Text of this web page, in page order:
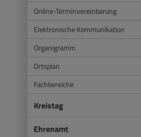
Online-Terminvereinbarung
Elektronische Kommunikation
Organigramm
Ortsplan
Fachbereiche
Kreistag
Ehrenamt